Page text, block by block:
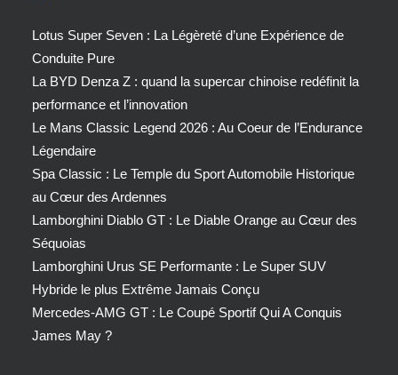
Lotus Super Seven : La Légèreté d’une Expérience de
Conduite Pure
La BYD Denza Z : quand la supercar chinoise redéfinit la
performance et l’innovation
Le Mans Classic Legend 2026 : Au Coeur de l’Endurance
Légendaire
Spa Classic : Le Temple du Sport Automobile Historique
au Cœur des Ardennes
Lamborghini Diablo GT : Le Diable Orange au Cœur des
Séquoias
Lamborghini Urus SE Performante : Le Super SUV
Hybride le plus Extrême Jamais Conçu
Mercedes-AMG GT : Le Coupé Sportif Qui A Conquis
James May ?